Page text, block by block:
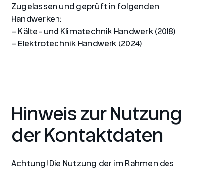
Zugelassen und geprüft in folgenden
Handwerken:
– Kälte- und Klimatechnik Handwerk (2018)
– Elektrotechnik Handwerk (2024)
Hinweis zur Nutzung
der Kontaktdaten
Achtung! Die Nutzung der im Rahmen des